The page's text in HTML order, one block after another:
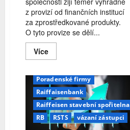
z provizí od finančních institucí
za zprostředkované produkty.
O tyto provize se dělí...
VíceRead
more
štědré
jsou
finančně
poradenské
firmy?
Generali Česká pojišťovna
Generali ČP
Gepard
Gepard finance
Komerční banka
Moneta Stavební Spořitelna
Poradenské firmy
Raiffaisenbank
Raiffeisen stavební spořitelna
RB
RSTS vázaní zástupci